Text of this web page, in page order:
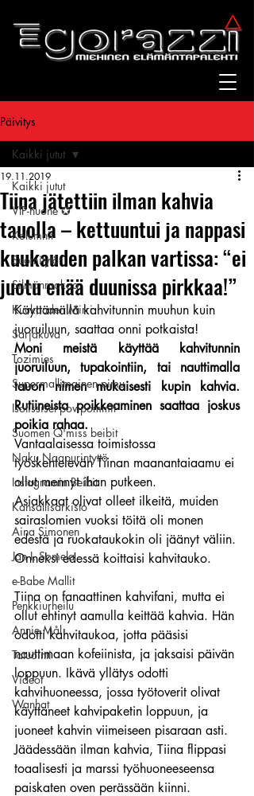
Päivitys
Kaikki jutut
VIP-huone ✪
Kolumnit
Suomitytöt
Silmänruokaa
Kuukauden Mirri
Sarjakuva
Tozimies
Supermallimainen pimu
Isotissiset povipommit
Suomen Q'miss beibit
Naku Naapurintyttö
Instagramin Beibit
Kansallisarkisto
Aina Simonen
Jan I. Somela
e-Babe Mallit
Penkkiurheilu
Annie Mål
Tatuointi
Videot
Wanhat
Kaikki jutut
Tiina jätettiin ilman kahvia
tauolla – kettuuntui ja nappasi
kuukauden palkan vartissa: “ei
juotu enää duunissa pirkkaa!”
19.11.2019
Käyttämällä kahvitunnin muuhun kuin
juoruiluun, saattaa onni potkaista!
Moni meistä käyttää kahvitunnin
juoruiluun, tupakointiin, tai nauttimalla
tauon nimen mukaisesti kupin kahvia.
Rutiineista poikkeaminen saattaa joskus
poikia rahaa.
Vantaalaisessa toimistossa
työskentelevän Tiinan maanantaiaamu ei
ollut mennyt ihan putkeen.
Asiakkaat olivat olleet ilkeitä, muiden
sairaslomien vuoksi töitä oli monen
edestä ja ruokataukokin oli jäänyt väliin.
Onneksi edessä koittaisi kahvitauko.
Tiina on fanaattinen kahvifani, mutta ei
ollut ehtinyt aamulla keittää kahvia. Hän
odotti kahvitaukoa, jotta pääsisi
nauttimaan kofeiinista, ja jaksaisi päivän
loppuun. Ikävä yllätys odotti
kahvihuoneessa, jossa työtoverit olivat
käyttäneet kahvipaketin loppuun, ja
juoneet kahvin viimeiseen pisaraan asti.
Jäädessään ilman kahvia, Tiina flippasi
toaalisesti ja marssi työhuoneeseensa
paiskaten oven perässään kiinni.